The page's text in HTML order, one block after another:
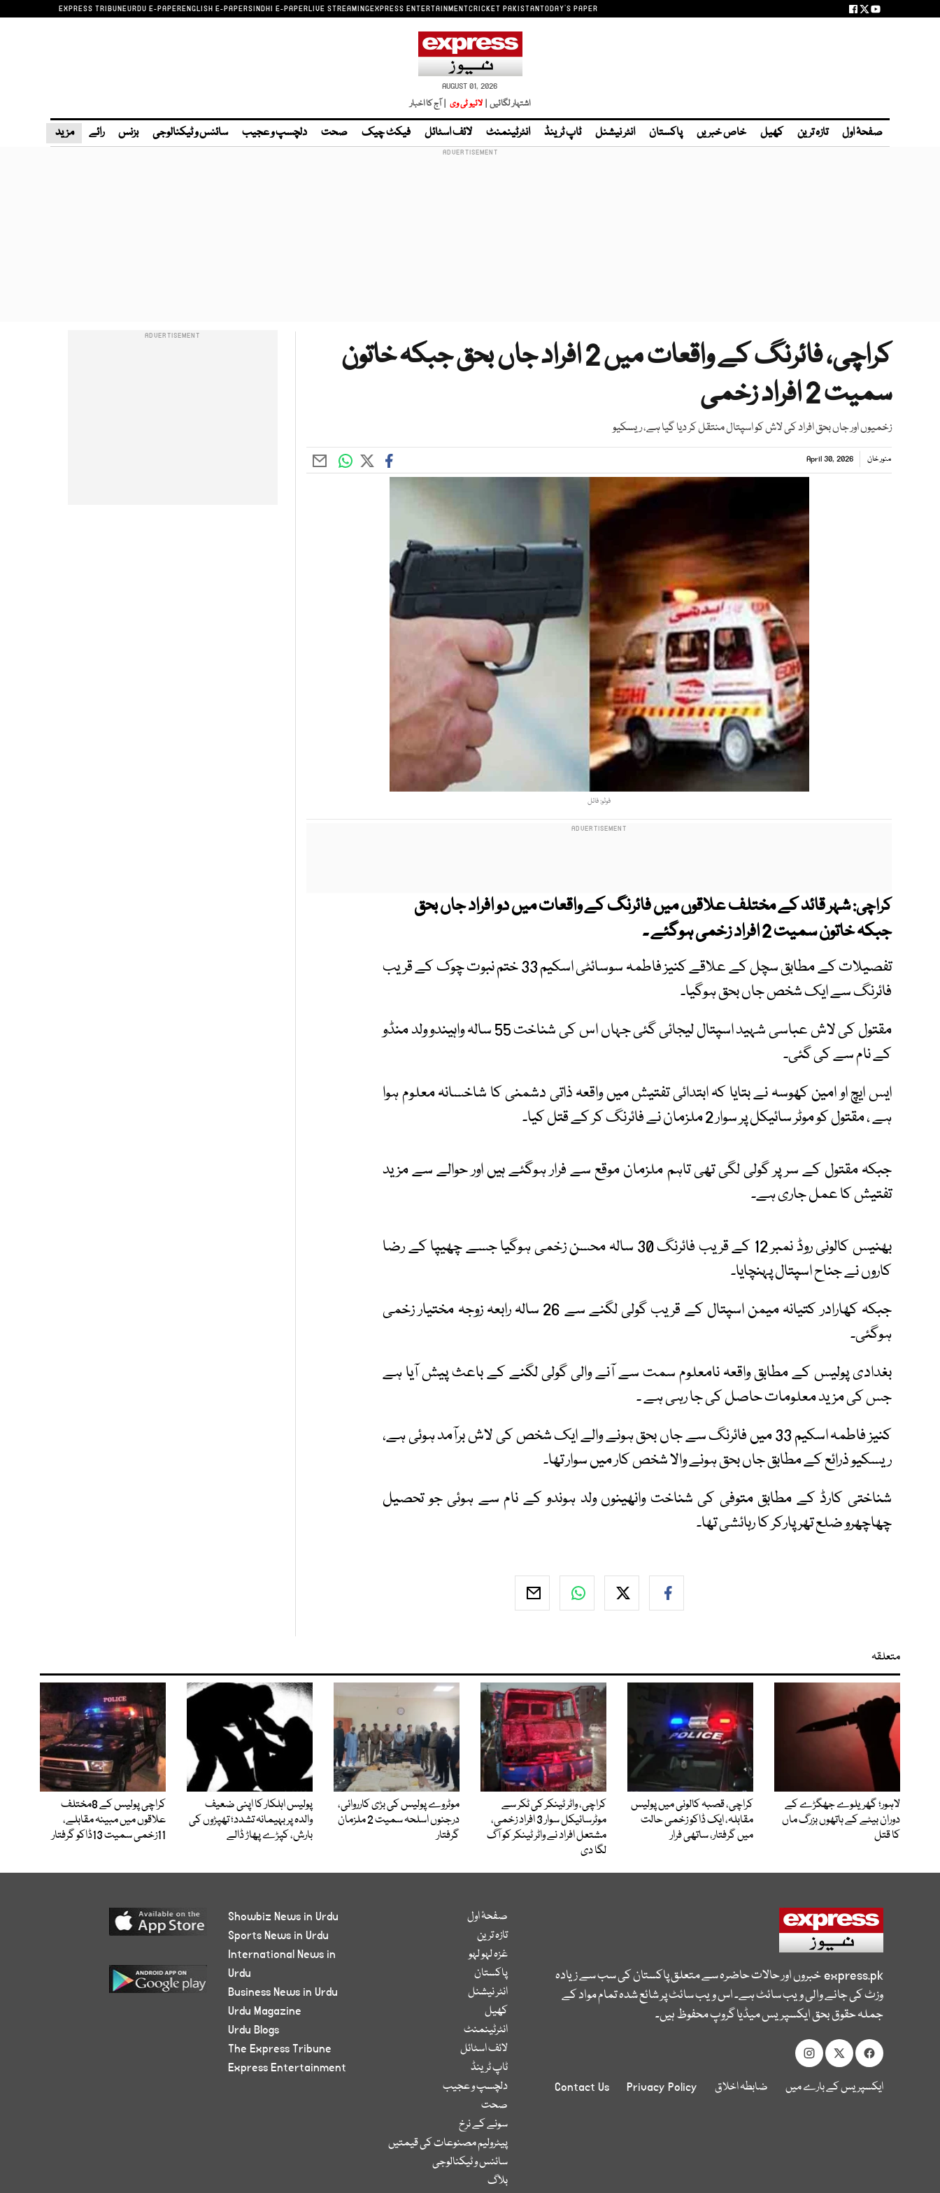
EXPRESS TRIBUNEURDU E-PAPERENGLISH E-PAPERSINDHI E-PAPERLIVE STREAMINGEXPRESS ENTERTAINMENTCRICKET PAKISTANTODAY'S PAPER
AUGUST 01, 2026
اشتہار لگائیں | لائیو ٹی وی | آج کا اخبار
صفحۂ اول تازہ ترین کھیل خاص خبریں پاکستان انٹر نیشنل ٹاپ ٹرینڈ انٹرٹینمنٹ لائف اسٹائل فیکٹ چیک صحت دلچسپ و عجیب سائنس و ٹیکنالوجی بزنس رائے مزید
کراچی، فائرنگ کے واقعات میں 2 افراد جاں بحق جبکہ خاتون
سمیت 2 افراد زخمی
زخمیوں اور جاں بحق افراد کی لاش کو اسپتال منتقل کر دیا گیا ہے، ریسکیو
منور خان April 30, 2026
فوٹو: فائل
کراچی:شہر قائد کے مختلف علاقوں میں فائرنگ کے واقعات میں دو افراد جاں بحق
جبکہ خاتون سمیت 2 افراد زخمی ہوگئے ۔
تفصیلات کے مطابق سچل کے علاقے کنیز فاطمہ سوسائٹی اسکیم 33 ختم نبوت چوک کے قریب
فائرنگ سے ایک شخص جاں بحق ہوگیا۔
مقتول کی لاش عباسی شہید اسپتال لیجائی گئی جہاں اس کی شناخت 55 سالہ واہیندو ولد منڈو
کے نام سے کی گئی۔
ایس ایچ او امین کھوسہ نے بتایا کہ ابتدائی تفتیش میں واقعہ ذاتی دشمنی کا شاخسانہ معلوم ہوا
ہے ، مقتول کو موٹر سائیکل پر سوار 2 ملزمان نے فائرنگ کر کے قتل کیا۔
جبکہ مقتول کے سر پر گولی لگی تھی تاہم ملزمان موقع سے فرار ہوگئے ہیں اور حوالے سے مزید
تفتیش کا عمل جاری ہے۔
بھنیس کالونی روڈ نمبر 12 کے قریب فائرنگ 30 سالہ محسن زخمی ہوگیا جسے چھیپا کے رضا
کاروں نے جناح اسپتال پہنچایا۔
جبکہ کھارادر کتیانہ میمن اسپتال کے قریب گولی لگنے سے 26 سالہ رابعہ زوجہ مختیار زخمی
ہوگئی۔
بغدادی پولیس کے مطابق واقعہ نامعلوم سمت سے آنے والی گولی لگنے کے باعث پیش آیا ہے
جس کی مزید معلومات حاصل کی جا رہی ہے ۔
کنیز فاطمہ اسکیم 33 میں فائرنگ سے جاں بحق ہونے والے ایک شخص کی لاش برآمد ہوئی ہے،
ریسکیو ذرائع کے مطابق جاں بحق ہونے والا شخص کار میں سوار تھا۔
شناختی کارڈ کے مطابق متوفی کی شناخت وانھینوں ولد ہوندو کے نام سے ہوئی جو تحصیل
چھاچھرو ضلع تھرپارکر کا رہائشی تھا۔
متعلقہ
لاہور؛ گھریلوے جھگڑے کے
دوران بیٹے کے ہاتھوں بزرگ ماں
کا قتل
کراچی، قصبہ کالونی میں پولیس
مقابلہ، ایک ڈاکو زخمی حالت
میں گرفتار، ساتھی فرار
کراچی، واٹر ٹینکر کی ٹکر سے
موٹرسائیکل سوار 3 افراد زخمی،
مشتعل افراد نے واٹر ٹینکر کو آگ
لگا دی
موٹروے پولیس کی بڑی کارروائی،
درجنوں اسلحہ سمیت 2 ملزمان
گرفتار
پولیس اہلکار کا اپنی ضعیف
والدہ پر بہیمانہ تشدد؛ تھپڑوں کی
بارش، کپڑے پھاڑ ڈالے
کراچی پولیس کے 8مختلف
علاقوں میں مبینہ مقابلے،
11زخمی سمیت 13ڈاکو گرفتار
express.pkخبروں اور حالات حاضرہ سے متعلق پاکستان کی سب سے زیادہ
وزٹ کی جانے والی ویب سائٹ ہے۔ اس ویب سائٹ پر شائع شدہ تمام مواد کے
جملہ حقوق بحق ایکسپریس میڈیا گروپ محفوظ ہیں۔
ایکسپریس کے بارے میں ضابطہ اخلاق Privacy Policy
Contact Us
صفحۂ اول
تازہ ترین
غزہ لہو لہو
پاکستان
انٹر نیشنل
کھیل
انٹرٹینمنٹ
لائف اسٹائل
ٹاپ ٹرینڈ
دلچسپ و عجیب
صحت
سونے کے نرخ
پیٹرولیم مصنوعات کی قیمتیں
سائنس و ٹیکنالوجی
بلاگ
Showbiz News in Urdu
Sports News in Urdu
International News in
Urdu
Business News in Urdu
Urdu Magazine
Urdu Blogs
The Express Tribune
Express Entertainment